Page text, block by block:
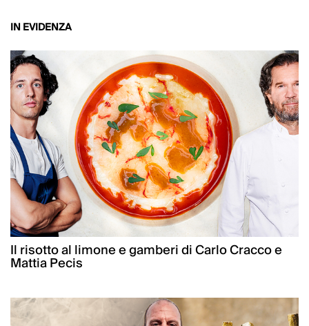
IN EVIDENZA
Il risotto al limone e gamberi di Carlo Cracco e
Mattia Pecis